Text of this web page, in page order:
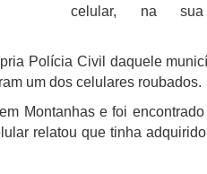
celular, na sua
Polícia Civil daquele
um dos celulares roubados.
Montanhas e foi
relatou que tinha